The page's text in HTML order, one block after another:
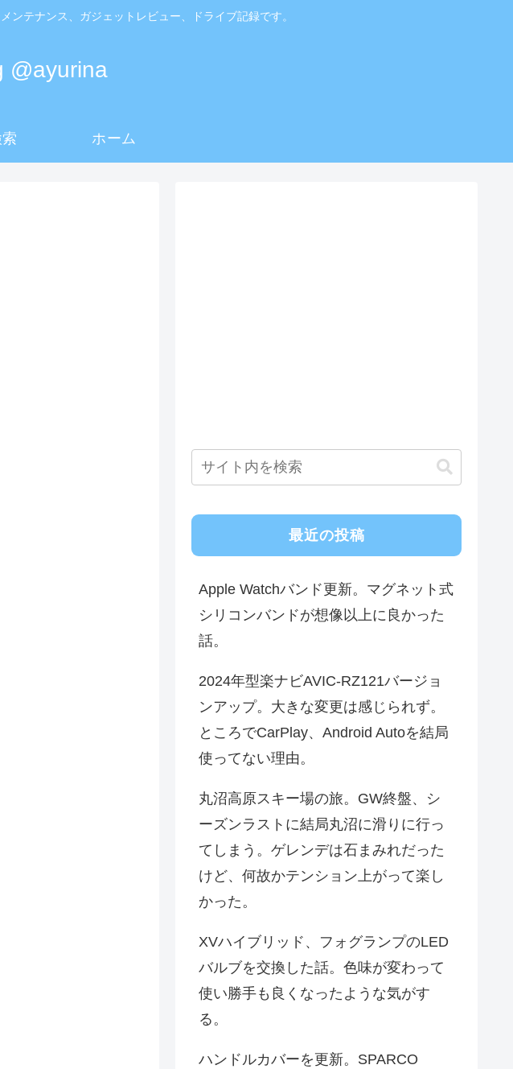
ンテナンス、ガジェットレビュー、ドライブ記録です。
@ayurina
ホーム
最近の投稿
Apple Watchバンド更新。マグネット式
シリコンバンドが想像以上に良かった
話。
2024年型楽ナビAVIC-RZ121バージョ
ンアップ。大きな変更は感じられず。
ところでCarPlay、Android Autoを結局
使ってない理由。
丸沼高原スキー場の旅。GW終盤、シ
ーズンラストに結局丸沼に滑りに行っ
てしまう。ゲレンデは石まみれだった
けど、何故かテンション上がって楽し
かった。
XVハイブリッド、フォグランプのLED
バルブを交換した話。色味が変わって
使い勝手も良くなったような気がす
る。
ハンドルカバーを更新。SPARCO